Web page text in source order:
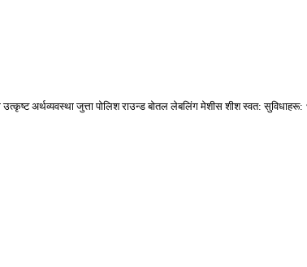
अर्थव्यवस्था जुत्ता पोलिश राउन्ड बोतल लेबलिंग मेशीस शीश स्वत: सुविधाहरू: १